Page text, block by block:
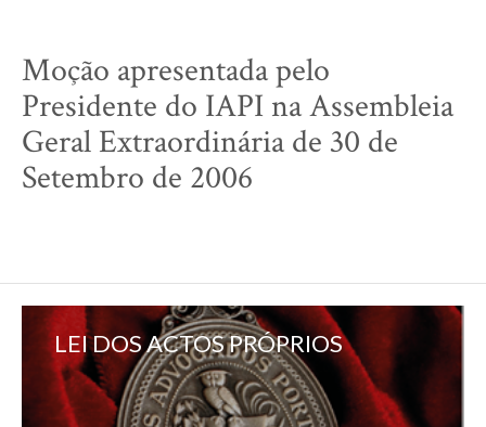
Moção apresentada pelo
Presidente do IAPI na Assembleia
Geral Extraordinária de 30 de
Setembro de 2006
LEI DOS ACTOS PRÓPRIOS